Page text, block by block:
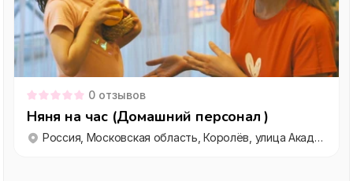
0 отзывов
Няня на час (Домашний персонал )
Россия, Московская область, Королёв, улица Академика Легостаева, 8